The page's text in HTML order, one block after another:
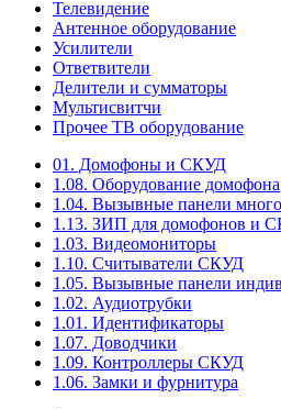
Телевидение
Антенное оборудование
Усилители
Ответвители
Делители и сумматоры
Мультисвитчи
Прочее ТВ оборудование
01. Домофоны и СКУД
1.08. Оборудование домофона
1.04. Вызывные панели
1.13. ЗИП для домофонов и
1.03. Видеомониторы
1.10. Считыватели СКУД
1.05. Вызывные панели
1.02. Аудиотрубки
1.01. Идентификаторы
1.07. Доводчики
1.09. Контроллеры СКУД
1.06. Замки и фурнитура